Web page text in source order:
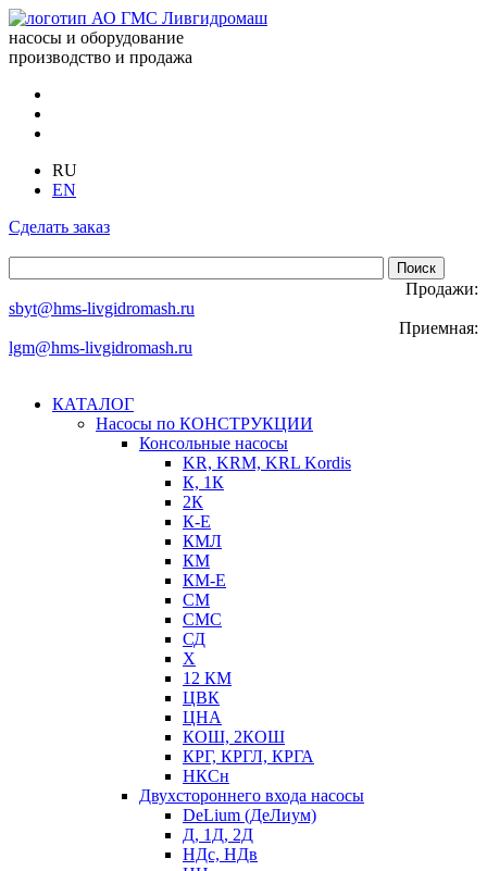
насосы и оборудование
производство и продажа
RU
EN
Сделать заказ
Продажи:
sbyt@hms-livgidromash.ru
Приемная:
lgm@hms-livgidromash.ru
КАТАЛОГ
Насосы по КОНСТРУКЦИИ
Консольные насосы
KR, KRM, KRL Kordis
К, 1К
2К
К-Е
КМЛ
КМ
КМ-Е
СМ
СМС
СД
Х
12 КМ
ЦВК
ЦНА
КОШ, 2КОШ
КРГ, КРГЛ, КРГА
НКСн
Двухстороннего входа насосы
DeLium (ДеЛиум)
Д, 1Д, 2Д
НДс, НДв